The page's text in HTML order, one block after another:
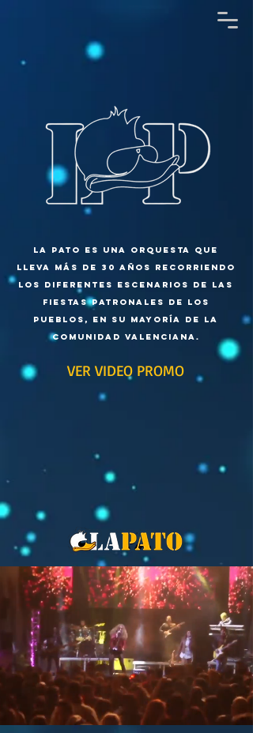
La Pato es una orquesta que
lleva más de 30 años recorriendo
los diferentes escenarios de las
fiestas patronales de los
pueblos, en su mayoría de la
Comunidad Valenciana.
VER VIDEO PROMO